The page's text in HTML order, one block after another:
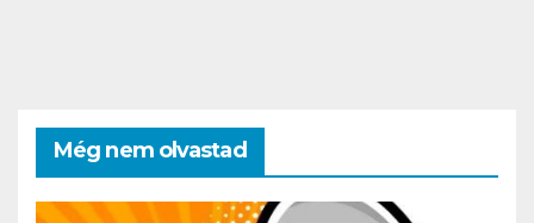
Még nem olvastad